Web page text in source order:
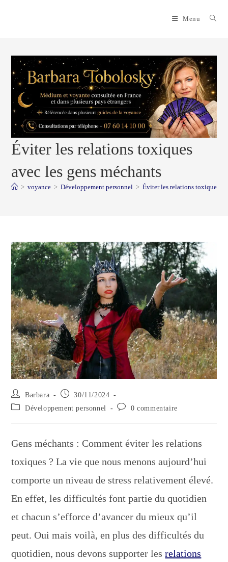
Menu
Éviter les relations toxiques
avec les gens méchants
> voyance > Développement personnel > Éviter les relations toxiques
Auteur/autrice
de
la
Barbara
Publication
30/11/2024
Post Développement personnel
Commentaires
0 commentaire
Gens méchants : Comment éviter les relations
toxiques ? La vie que nous menons aujourd’hui
comporte un niveau de stress relativement élevé.
En effet, les difficultés font partie du quotidien
et chacun s’efforce d’avancer du mieux qu’il
peut. Oui mais voilà, en plus des difficultés du
quotidien, nous devons supporter lesrelations